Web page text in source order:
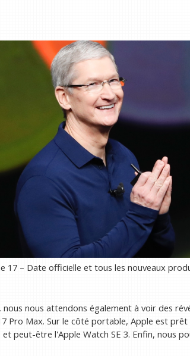
17 – Date officielle et tous les nouveaux
nous nous attendons également à voir des
Pro Max. Sur le côté portable, Apple est
peut-être l'Apple Watch SE 3. Enfin, nous